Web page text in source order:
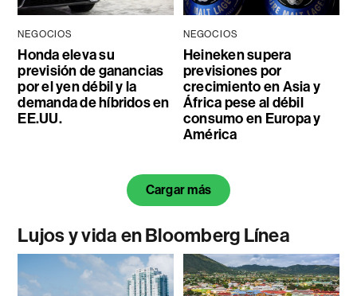
NEGOCIOS
Honda eleva su
previsión de ganancias
por el yen débil y la
demanda de híbridos en
EE.UU.
NEGOCIOS
Heineken supera
previsiones por
crecimiento en Asia y
África pese al débil
consumo en Europa y
América
Cargar más
Lujos y vida en Bloomberg Línea